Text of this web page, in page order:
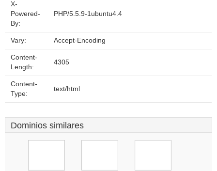
X-
Powered-
By:
PHP/5.5.9-1ubuntu4.4
Vary: Accept-Encoding
Content-
Length:
4305
Content-
Type:
text/html
Dominios similares